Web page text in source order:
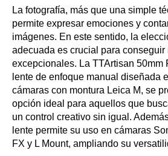
La fotografía, más que una simple
permite expresar emociones y
imágenes. En este sentido, la
adecuada es crucial para conseguir
excepcionales. La TTArtisan 50mm
lente de enfoque manual diseñada
cámaras con montura Leica M, se
opción ideal para aquellos que
un control creativo sin igual.
lente permite su uso en cámaras
FX y L Mount, ampliando su